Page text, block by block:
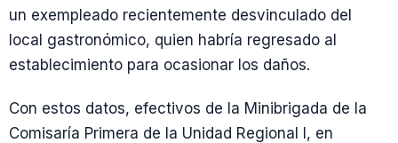
un exempleado recientemente desvinculado del
local gastronómico, quien habría regresado al
establecimiento para ocasionar los daños.
Con estos datos, efectivos de la Minibrigada de la
Comisaría Primera de la Unidad Regional I, en